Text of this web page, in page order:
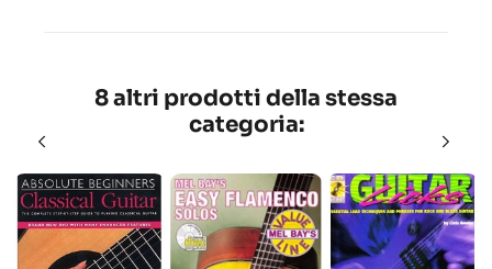
8 altri prodotti della stessa
categoria: